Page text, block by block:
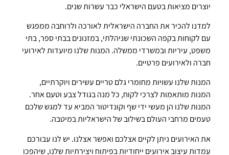
יוצרים מציאות בטעם הישראלי כבר עשרות שנים.
למדנו להכיר את החברה הישראלית לאורכה ולרוחבה ממפגש
עם לקוחות בקפה השכונתי שניהלתי, במזנונים בבתי ספר, בתי
משפט, עיריות ובמשרדי ממשלה. המנות שלנו מיועדות לאירועי
חברה ולאירועים פרטיים.
המנות שלנו עשויות מחומרי גלם טריים עשירים ויוקרתיים,
המנות מותאמות לצרכי לקוח, כל מנה בגודל צבע וטעם אחר.
המנות שלנו הן מעשי ידי שף וקונדיטור המביא עד למגש שלכם
טעמים מרחבי העולם בשילוב של הישראליות במיטבה.
את האירועים ניתן לקיים אצלכם ואפשר אצלנו. יש לנו עבורכם
עמדות עיצוב אירועים ייחודיות בפיתוח ויצירתיות שלנו, שיהפכו